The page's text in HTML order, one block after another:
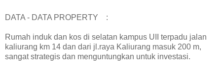
DATA - DATA PROPERTY :
Rumah induk dan kos di selatan kampus UII terpadu jalan
kaliurang km 14 dan dari jl.raya Kaliurang masuk 200 m,
sangat strategis dan menguntungkan untuk investasi.